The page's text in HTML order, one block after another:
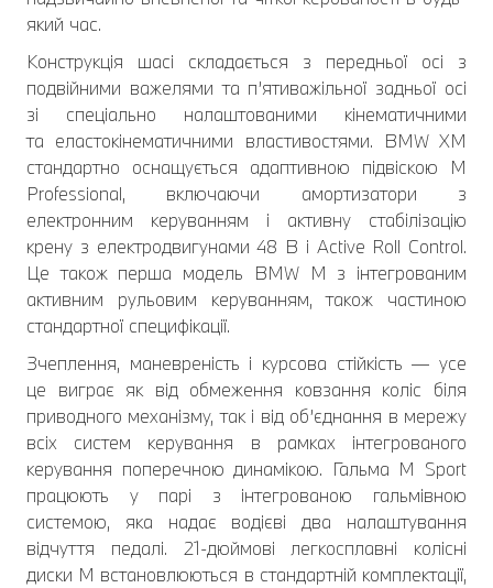
який час.
Конструкція шасі складається з передньої осі з
подвійними важелями та п’ятиважільної задньої осі
зі спеціально налаштованими кінематичними
та еластокінематичними властивостями. BMW XM
стандартно оснащується адаптивною підвіскою M
Professional, включаючи амортизатори з
електронним керуванням і активну стабілізацію
крену з електродвигунами 48 В і Active Roll Control.
Це також перша модель BMW M з інтегрованим
активним рульовим керуванням, також частиною
стандартної специфікації.
Зчеплення, маневреність і курсова стійкість — усе
це виграє як від обмеження ковзання коліс біля
приводного механізму, так і від об’єднання в мережу
всіх систем керування в рамках інтегрованого
керування поперечною динамікою. Гальма M Sport
працюють у парі з інтегрованою гальмівною
системою, яка надає водієві два налаштування
відчуття педалі. 21-дюймові легкосплавні колісні
диски M встановлюються в стандартній комплектації,